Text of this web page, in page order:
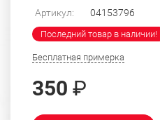
Артикул: 04153796
Последний товар в наличии!
Бесплатная примерка
350 ₽